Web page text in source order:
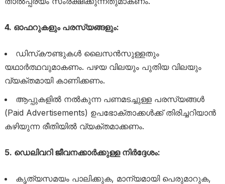
4. ഓഫറുകളും പരസ്യങ്ങളും:
ഡിസ്‌കൗണ്ടുകൾ ലൈസൻസുള്ളതും
യഥാർത്ഥവുമാകണം. പഴയ വിലയും പുതിയ വിലയും
വ്യക്തമായി കാണിക്കണം.
ആപ്പുകളിൽ നൽകുന്ന പണമടച്ചുള്ള പരസ്യങ്ങൾ
(Paid Advertisements) ഉപഭോക്താക്കൾക്ക് തിരിച്ചറിയാൻ
കഴിയുന്ന രീതിയിൽ വ്യക്തമാക്കണം.
5. ഡെലിവറി ജീവനക്കാർക്കുള്ള നിർദ്ദേശം:
കൃത്യസമയം പാലിക്കുക, മാന്യമായി പെരുമാറുക,